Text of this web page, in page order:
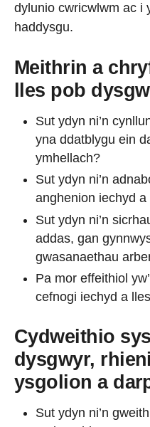
dylunio cwricwlwm ac i
haddysgu.
Meithrin a
lles pob
Sut ydyn ni’n
yna ddatblygu ein
ymhellach?
Sut ydyn ni’n
anghenion iechyd
Sut ydyn ni’n
addas, gan
gwasanaethau
Pa mor effeithiol
cefnogi iechyd a
Cydweithio
dysgwyr,
ysgolion a
Sut ydyn ni’n